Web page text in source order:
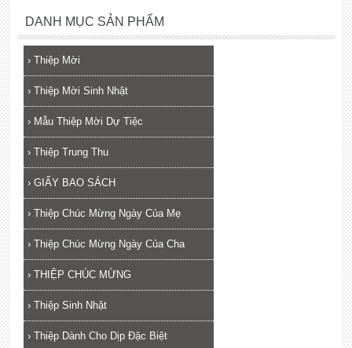
DANH MỤC SẢN PHẨM
› Thiệp Mời
› Thiệp Mời Sinh Nhật
› Mẫu Thiệp Mời Dự Tiệc
› Thiệp Trung Thu
› GIẤY BAO SÁCH
› Thiệp Chúc Mừng Ngày Của Mẹ
› Thiệp Chúc Mừng Ngày Của Cha
› THIỆP CHÚC MỪNG
› Thiệp Sinh Nhật
› Thiệp Dành Cho Dịp Đặc Biệt